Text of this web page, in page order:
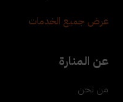
عرض جميع الخدمات
عن المنارة
من نحن